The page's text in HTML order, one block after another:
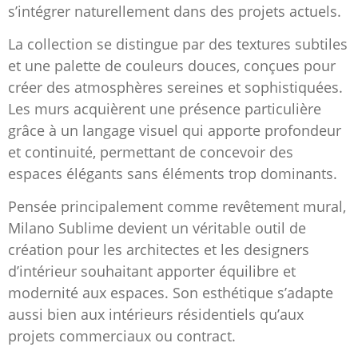
s’intégrer naturellement dans des projets actuels.
La collection se distingue par des textures subtiles
et une palette de couleurs douces, conçues pour
créer des atmosphères sereines et sophistiquées.
Les murs acquièrent une présence particulière
grâce à un langage visuel qui apporte profondeur
et continuité, permettant de concevoir des
espaces élégants sans éléments trop dominants.
Pensée principalement comme revêtement mural,
Milano Sublime devient un véritable outil de
création pour les architectes et les designers
d’intérieur souhaitant apporter équilibre et
modernité aux espaces. Son esthétique s’adapte
aussi bien aux intérieurs résidentiels qu’aux
projets commerciaux ou contract.